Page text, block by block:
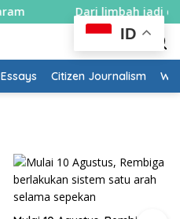
Dari limbah jadi cuan,
Essays Citizen Journalism
ID